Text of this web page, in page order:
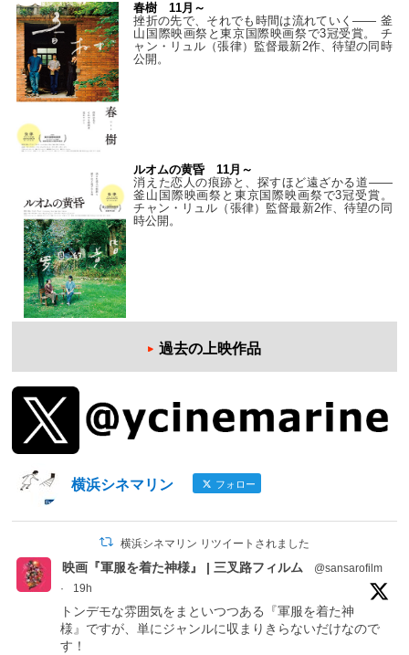
春樹 11月～
挫折の先で、それでも時間は流れていく—— 釜
山国際映画祭と東京国際映画祭で3冠受賞。 チ
ャン・リュル（張律）監督最新2作、待望の同時
公開。
ルオムの黄昏 11月～
消えた恋人の痕跡と、探すほど遠ざかる道——
釜山国際映画祭と東京国際映画祭で3冠受賞。
チャン・リュル（張律）監督最新2作、待望の同
時公開。
過去の上映作品
横浜シネマリン フォロー
横浜シネマリン リツイートされました
映画『軍服を着た神様』 | 三叉路フィルム
@sansarofilm
·
19h
トンデモな雰囲気をまといつつある『軍服を着た神
様』ですが、単にジャンルに収まりきらないだけなので
す！